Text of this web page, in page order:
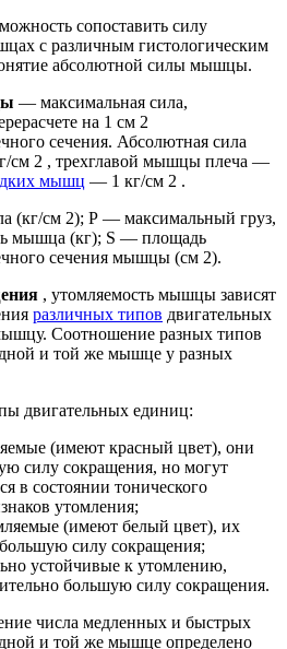
сопоставить силу
с различным гистологическим
абсолютной силы мышцы.
— максимальная сила,
на 1 см 2
сечения. Абсолютная сила
см 2 , трехглавой мышцы плеча —
мышц — 1 кг/см 2 .
(кг/см 2); Р — максимальный груз,
мышца (кг); S — площадь
сечения мышцы (см 2).
, утомляемость мышцы зависят
различных типов двигательных
Соотношение разных типов
и той же мышце у разных
двигательных единиц:
(имеют красный цвет), они
силу сокращения, но могут
в состоянии тонического
утомления;
(имеют белый цвет), их
силу сокращения;
устойчивые к утомлению,
большую силу сокращения.
числа медленных и быстрых
и той же мышце определено